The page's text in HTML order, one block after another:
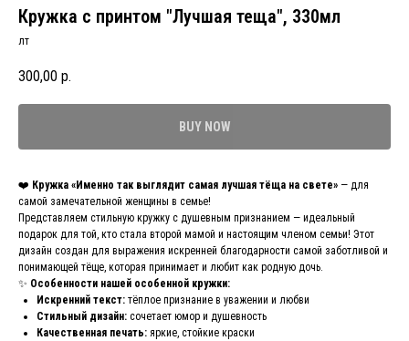
Кружка с принтом "Лучшая теща", 330мл
лт
300,00 р.
BUY NOW
❤️ Кружка «Именно так выглядит самая лучшая тёща на свете» — для
самой замечательной женщины в семье!
Представляем стильную кружку с душевным признанием — идеальный
подарок для той, кто стала второй мамой и настоящим членом семьи! Этот
дизайн создан для выражения искренней благодарности самой заботливой и
понимающей тёще, которая принимает и любит как родную дочь.
✨ Особенности нашей особенной кружки:
Искренний текст: тёплое признание в уважении и любви
Стильный дизайн: сочетает юмор и душевность
Качественная печать: яркие, стойкие краски